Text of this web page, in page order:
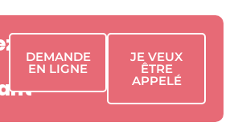
DEMANDE
EN LIGNE
JE VEUX
ÊTRE
APPELÉ